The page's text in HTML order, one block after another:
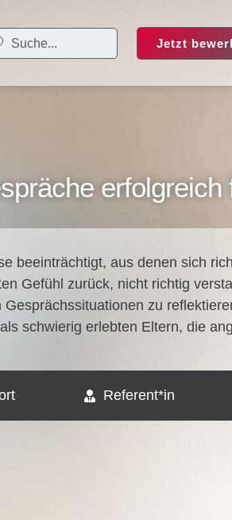
Jetzt
erfolgreich
beein­träch­tigt, aus denen sich
Gefühl zurück, nicht rich­tig
zu
schwie­rig erleb­ten Eltern, die
Referent*in